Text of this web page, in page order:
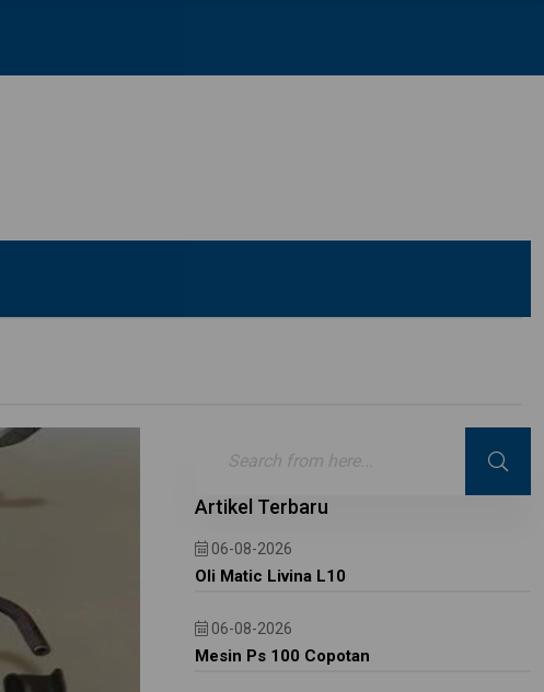
Artikel Terbaru
06-08-2026
Oli Matic Livina L10
06-08-2026
Mesin Ps 100 Copotan